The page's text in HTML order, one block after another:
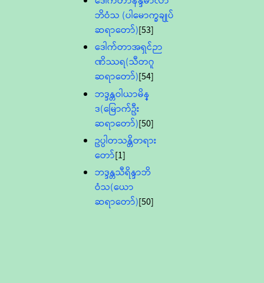
ဘိဝံသ (ပါမောက္ခချုပ်
ဆရာတော်)[53]
ဒေါက်တာအရှင်ဉာ
ဏိဿရ(သီတဂူ
ဆရာတော်)[54]
ဘဒ္ဒန္တဝါယာမိန္
ဒ(မြောက်ဦး
ဆရာတော်)[50]
ဥပ္ပါတသန္တိတရား
တော်[1]
ဘဒ္ဒန္တသီရိန္ဒာဘိ
ဝံသ(ယော
ဆရာတော်)[50]